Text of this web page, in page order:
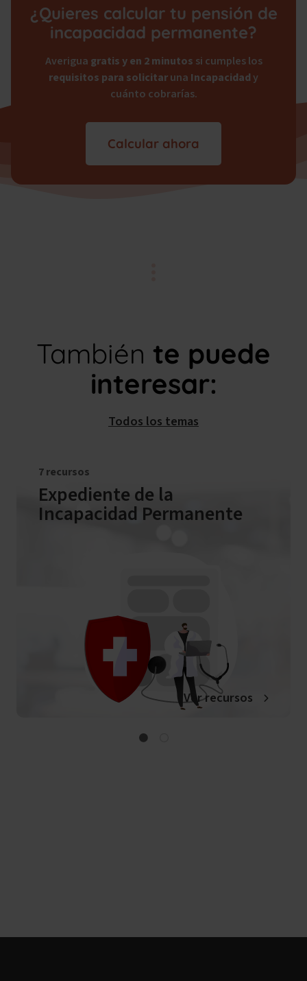
¿Quieres calcular tu pensión de
incapacidad permanente?
Averigua gratis y en 2 minutos si cumples los
requisitos para solicitaruna Incapacidady
cuánto cobrarías.
Calcular ahora
También te puede
interesar:
Todos los temas
7 recursos
Expediente de la
Incapacidad Permanente
Ver recursos